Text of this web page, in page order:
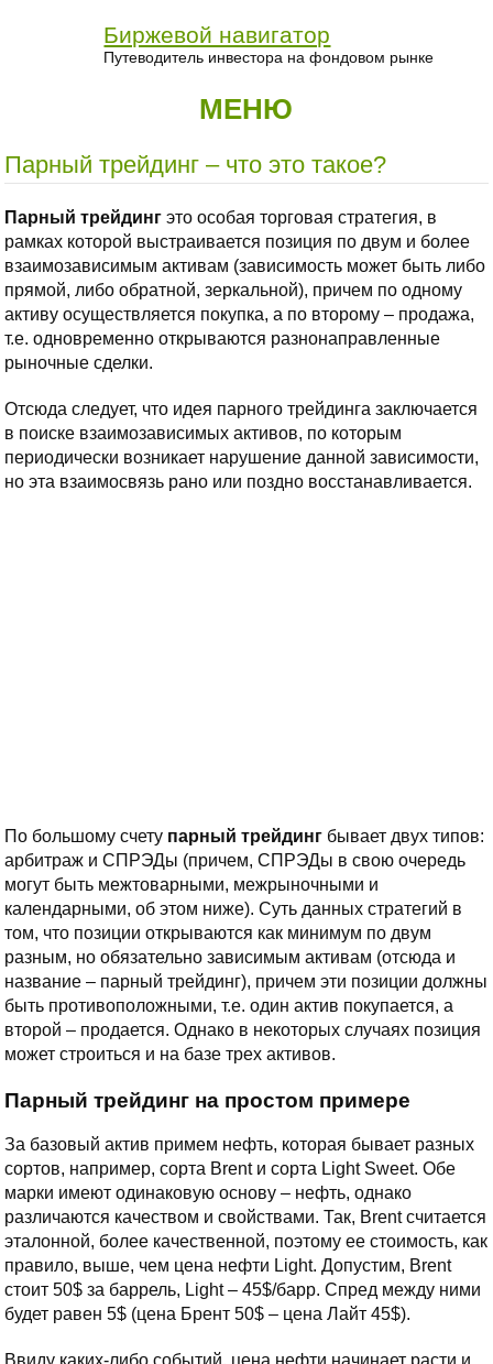
Биржевой навигатор
Путеводитель инвестора на фондовом рынке
МЕНЮ
Парный трейдинг – что это такое?
Парный трейдинг это особая торговая стратегия, в
рамках которой выстраивается позиция по двум и более
взаимозависимым активам (зависимость может быть либо
прямой, либо обратной, зеркальной), причем по одному
активу осуществляется покупка, а по второму – продажа,
т.е. одновременно открываются разнонаправленные
рыночные сделки.
Отсюда следует, что идея парного трейдинга заключается
в поиске взаимозависимых активов, по которым
периодически возникает нарушение данной зависимости,
но эта взаимосвязь рано или поздно восстанавливается.
По большому счету парный трейдинг бывает двух типов:
арбитраж и СПРЭДы (причем, СПРЭДы в свою очередь
могут быть межтоварными, межрыночными и
календарными, об этом ниже). Суть данных стратегий в
том, что позиции открываются как минимум по двум
разным, но обязательно зависимым активам (отсюда и
название – парный трейдинг), причем эти позиции должны
быть противоположными, т.е. один актив покупается, а
второй – продается. Однако в некоторых случаях позиция
может строиться и на базе трех активов.
Парный трейдинг на простом примере
За базовый актив примем нефть, которая бывает разных
сортов, например, сорта Brent и сорта Light Sweet. Обе
марки имеют одинаковую основу – нефть, однако
различаются качеством и свойствами. Так, Brent считается
эталонной, более качественной, поэтому ее стоимость, как
правило, выше, чем цена нефти Light. Допустим, Brent
стоит 50$ за баррель, Light – 45$/барр. Спред между ними
будет равен 5$ (цена Брент 50$ – цена Лайт 45$).